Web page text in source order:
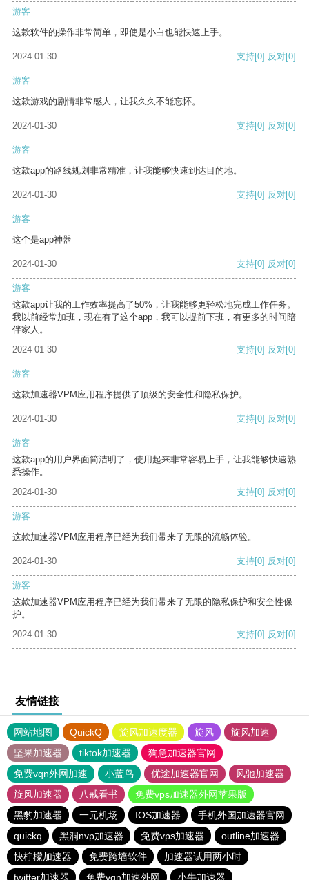
游客
这款软件的操作非常简单，即使是小白也能快速上手。
2024-01-30 支持[0] 反对[0]
游客
这款游戏的剧情非常感人，让我久久不能忘怀。
2024-01-30 支持[0] 反对[0]
游客
这款app的路线规划非常精准，让我能够快速到达目的地。
2024-01-30 支持[0] 反对[0]
游客
这个是app神器
2024-01-30 支持[0] 反对[0]
游客
这款app让我的工作效率提高了50%，让我能够更轻松地完成工作任务。
我以前经常加班，现在有了这个app，我可以提前下班，有更多的时间陪
伴家人。
2024-01-30
支持[0] 反对[0]
游客
这款加速器VPM应用程序提供了顶级的安全性和隐私保护。
2024-01-30 支持[0] 反对[0]
游客
这款app的用户界面简洁明了，使用起来非常容易上手，让我能够快速熟
悉操作。
2024-01-30
支持[0] 反对[0]
游客
这款加速器VPM应用程序已经为我们带来了无限的流畅体验。
2024-01-30 支持[0] 反对[0]
游客
这款加速器VPM应用程序已经为我们带来了无限的隐私保护和安全性保
护。
2024-01-30
支持[0] 反对[0]
友情链接
网站地图 QuickQ 旋风加速度器 旋风
旋风加速
坚果加速器
tiktok加速器
狗急加速器官网
免费vqn外网加速
小蓝鸟 优途加速器官网
风驰加速器
旋风加速器
八戒看书
免费vps加速器外网苹果版
黑豹加速器
一元机场 IOS加速器
手机外国加速器官网
quickq
黑洞nvp加速器 免费vps加速器
outline加速器
快柠檬加速器
免费跨墙软件
加速器试用两小时
twitter加速器
免费vqn加速外网 小牛加速器